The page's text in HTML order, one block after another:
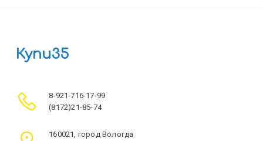
Купи35
8-921-716-17-99
(8172)21-85-74
160021, город Вологда